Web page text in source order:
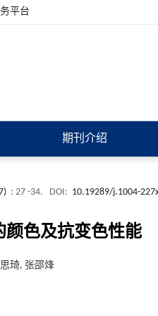
平台
期刊介绍
: 27 -34. DOI: 10.19289/j.1004-
颜色及抗变色性能
琦, 张邵烽